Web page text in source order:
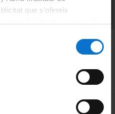
que s’ofereix
del lloc web de la
personals adreçat al PDI
MENÚ PEU 1